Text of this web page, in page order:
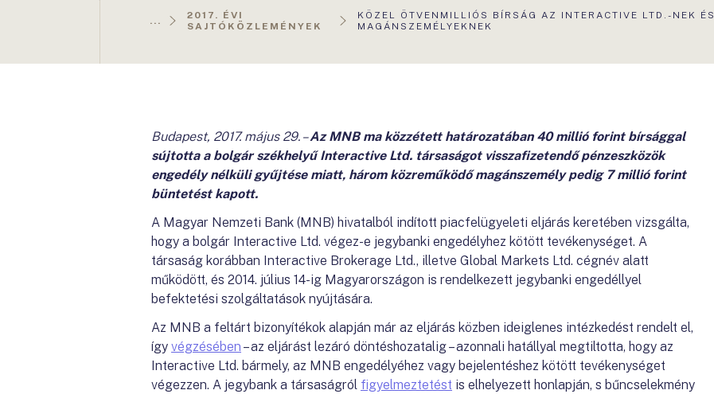
...
2017. ÉVI
SAJTÓKÖZLEMÉNYEK
AKTUÁLIS
OLDAL:
KÖZEL ÖTVENMILLIÓS BÍRSÁG AZ INTERACTIVE LTD.-NEK ÉS
MAGÁNSZEMÉLYEKNEK
Budapest, 2017. május 29. –Az MNB ma közzétett határozatában 40 millió forint bírsággal
sújtotta a bolgár székhelyű Interactive Ltd. társaságot visszafizetendő pénzeszközök
engedély nélküli gyűjtése miatt, három közreműködő magánszemély pedig 7 millió forint
büntetést kapott.
A Magyar Nemzeti Bank (MNB) hivatalból indított piacfelügyeleti eljárás keretében vizsgálta,
hogy a bolgár Interactive Ltd. végez-e jegybanki engedélyhez kötött tevékenységet. A
társaság korábban Interactive Brokerage Ltd., illetve Global Markets Ltd. cégnév alatt
működött, és 2014. július 14-ig Magyarországon is rendelkezett jegybanki engedéllyel
befektetési szolgáltatások nyújtására.
Az MNB a feltárt bizonyítékok alapján már az eljárás közben ideiglenes intézkedést rendelt el,
így végzésében – az eljárást lezáró döntéshozatalig – azonnali hatállyal megtiltotta, hogy az
Interactive Ltd. bármely, az MNB engedélyéhez vagy bejelentéshez kötött tevékenységet
végezzen. A jegybank a társaságról figyelmeztetést is elhelyezett honlapján, s bűncselekmény